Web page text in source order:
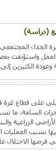
(دراسة)
واستؤنفت بعض
وعودة
على قطاع غزة
السامة، ما
بسبب
فرضها الاحتلال